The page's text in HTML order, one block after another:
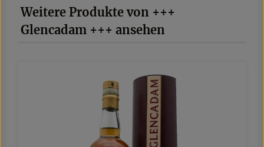
Produktgalerie überspringen
Weitere Produkte von +++
Glencadam +++ ansehen